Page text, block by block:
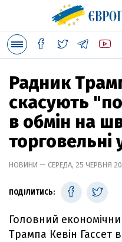
Радник
скасують
в обмін на
торговельні
НОВИНИ — СЕРЕДА, 25 ЧЕРВНЯ
ПОДІЛИТИСЬ:
Головний
Трампа Кевін Гассет